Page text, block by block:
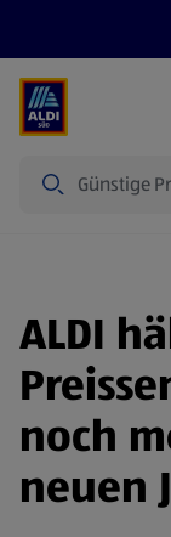
ALDI
noch
neuen